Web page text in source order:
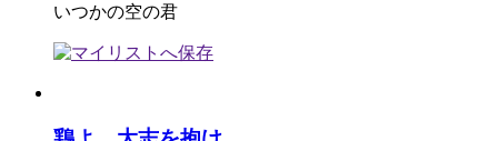
いつかの空の君